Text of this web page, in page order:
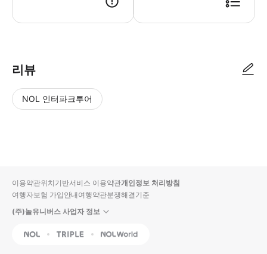
리뷰
NOL 인터파크투어
입니
다.
순
상
이용약관위치기반서비스 이용약관개인정보 처리방침
여행자보험 가입안내여행약관분쟁해결기준
(주)놀유니버스 사업자 정보
NOL Triple Interpark Global